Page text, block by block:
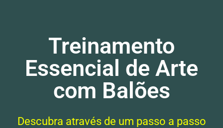
Treinamento
Essencial de Arte
com Balões
Descubra através de um passo a passo